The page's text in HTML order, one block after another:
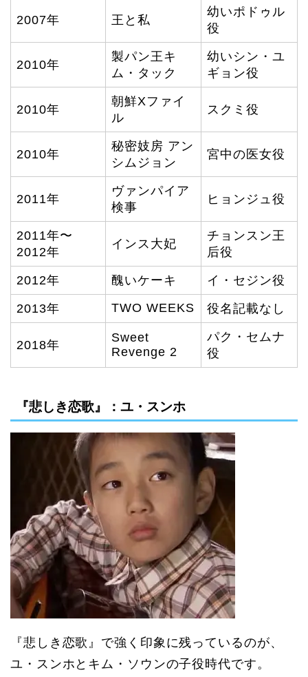
2007年 王と私
幼いポドゥル
役
2010年
製パン王キ
ム・タック
幼いシン・ユ
ギョン役
2010年
朝鮮Xファイ
ル
スクミ役
2010年
秘密妓房 アン
シムジョン
宮中の医女役
2011年
ヴァンパイア
検事
ヒョンジュ役
2011年〜
2012年
インス大妃
チョンスン王
后役
2012年 醜いケーキ イ・セジン役
2013年 TWO WEEKS 役名記載なし
2018年
Sweet
Revenge 2
パク・セムナ
役
『悲しき恋歌』：ユ・スンホ
『悲しき恋歌』で強く印象に残っているのが、
ユ・スンホとキム・ソウンの子役時代です。